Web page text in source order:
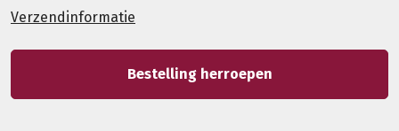
Verzendinformatie
Bestelling herroepen